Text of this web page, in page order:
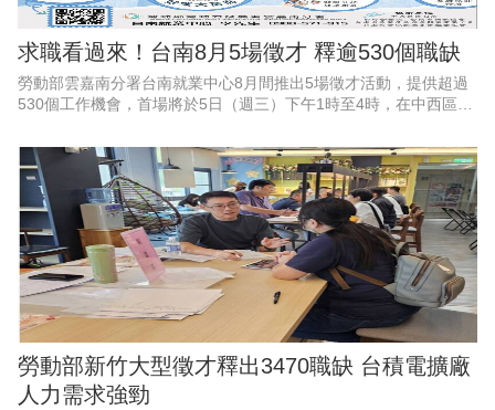
求職看過來！台南8月5場徵才 釋逾530個職缺
勞動部雲嘉南分署台南就業中心8月間推出5場徵才活動，提供超過
530個工作機會，首場將於5日（週三）下午1時至4時，在中西區公
家企業現場徵才、
勞動部新竹大型徵才釋出3470職缺 台積電擴廠
人力需求強勁